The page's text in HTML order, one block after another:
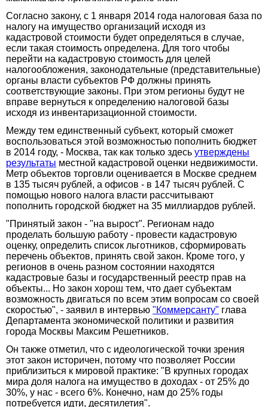
Согласно закону, с 1 января 2014 года налоговая база по
налогу на имущество организаций исходя из
кадастровой стоимости будет определяться в случае,
если такая стоимость определена. Для того чтобы
перейти на кадастровую стоимость для целей
налогообложения, законодательные (представительные)
органы власти субъектов РФ должны принять
соответствующие законы. При этом регионы будут не
вправе вернуться к определению налоговой базы
исходя из инвентаризационной стоимости.
Между тем единственный субъект, который сможет
воспользоваться этой возможностью пополнить бюджет
в 2014 году, - Москва, так как только здесь утверждены
результаты местной кадастровой оценки недвижимости.
Метр объектов торговли оценивается в Москве среднем
в 135 тысяч рублей, а офисов - в 147 тысяч рублей. С
помощью нового налога власти рассчитывают
пополнить городской бюджет на 35 миллиардов рублей.
"Принятый закон - "на вырост". Регионам надо
проделать большую работу - провести кадастровую
оценку, определить список льготников, сформировать
перечень объектов, принять свой закон. Кроме того, у
регионов в очень разном состоянии находятся
кадастровые базы и государственный реестр прав на
объекты... Но закон хорош тем, что дает субъектам
возможность двигаться по всем этим вопросам со своей
скоростью", - заявил в интервью "Коммерсанту" глава
Департамента экономической политики и развития
города Москвы Максим Решетников.
Он также отметил, что с идеологической точки зрения
этот закон историчен, потому что позволяет России
приблизиться к мировой практике: "В крупных городах
мира доля налога на имущество в доходах - от 25% до
30%, у нас - всего 6%. Конечно, нам до 25% годы
потребуется идти, десятилетия".